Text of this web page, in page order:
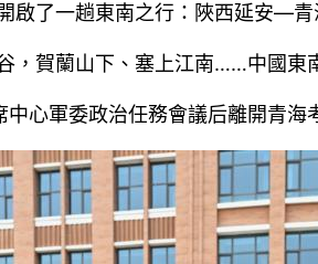
啟了一趟東南之行：陜西延安—
，賀蘭山下、塞上江南……中國東
心軍委政治任務會議后離開青